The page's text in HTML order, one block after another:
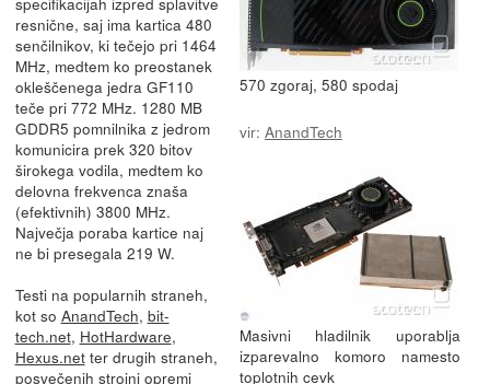
570 zgoraj, 580 spodaj
vir: AnandTech
Masivni hladilnik uporablja
izparevalno komoro namesto
toplotnih cevk
resnične, saj ima kartica 480
senčilnikov, ki tečejo pri 1464
MHz, medtem ko preostanek
okleščenega jedra GF110
teče pri 772 MHz. 1280 MB
GDDR5 pomnilnika z jedrom
komunicira prek 320 bitov
širokega vodila, medtem ko
delovna frekvenca znaša
(efektivnih) 3800 MHz.
Največja poraba kartice naj
ne bi presegala 219 W.
Testi na popularnih straneh,
kot so AnandTech, bit-
tech.net, HotHardware,
Hexus.netter drugih straneh,
posvečenih strojni opremi